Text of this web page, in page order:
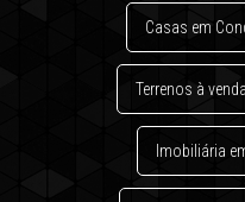
Casas em
Terrenos à
Imobiliária